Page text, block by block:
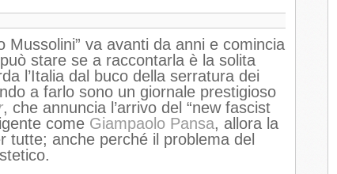
Mussolini” va avanti da anni e comincia
stare se a raccontarla è la solita
l’Italia dal buco della serratura dei
a farlo sono un giornale prestigioso
, che annuncia l’arrivo del “new fascist
come Giampaolo Pansa, allora la
tutte; anche perché il problema del